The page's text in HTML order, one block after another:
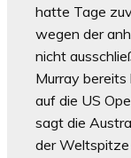
hatte Tage
wegen der
nicht
Murray
auf die US
sagt die
der Weltspitze